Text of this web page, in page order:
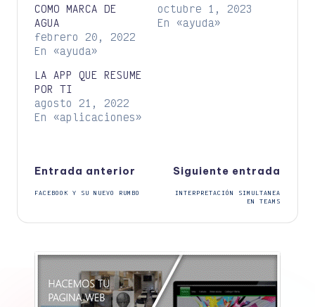
COMO MARCA DE
AGUA
febrero 20, 2022
En «ayuda»
octubre 1, 2023
En «ayuda»
LA APP QUE RESUME
POR TI
agosto 21, 2022
En «aplicaciones»
Navegación
de
entradas
Entrada anterior
FACEBOOK Y SU NUEVO RUMBO
Siguiente entrada
INTERPRETACIÓN SIMULTANEA
EN TEAMS